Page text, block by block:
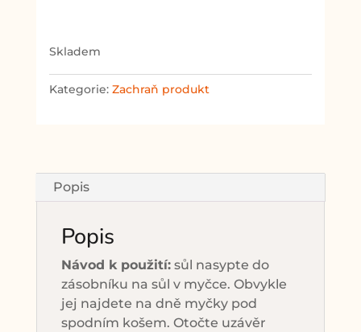
myčky
skladem
Kategorie: Zachraň produkt
Popis
Popis
Návod k použití:sůl nasypte do
zásobníku na sůl v myčce. Obvykle
jej najdete na dně myčky pod
spodním košem. Otočte uzávěr